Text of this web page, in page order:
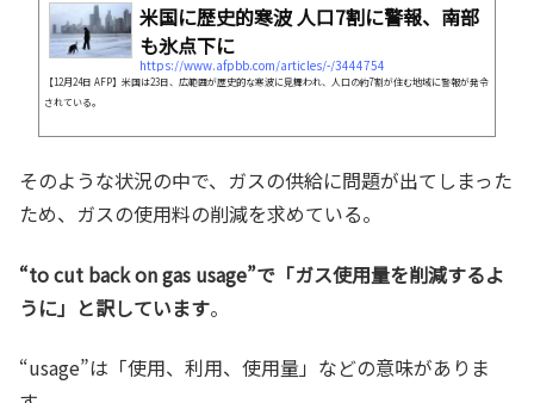
米国に歴史的寒波 人口7割に警報、南部
も氷点下に
https://www.afpbb.com/articles/-/3444754
【12月24日 AFP】米国は23日、広範囲が歴史的な寒波に見舞われ、人口の約7割が住む地域に警報が発令
されている。
そのような状況の中で、ガスの供給に問題が出てしまった
ため、ガスの使用料の削減を求めている。
“to cut back on gas usage”で「ガス使用量を削減するよ
うに」と訳しています。
“usage”は「使用、利用、使用量」などの意味がありま